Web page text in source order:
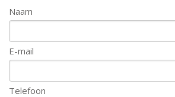
Naam
E-mail
Telefoon